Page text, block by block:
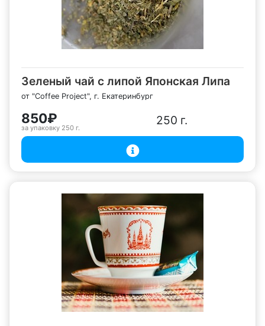
Зеленый чай с липой Японская Липа
от "Coffee Project", г. Екатеринбург
850₽
за упаковку 250 г.
250 г.